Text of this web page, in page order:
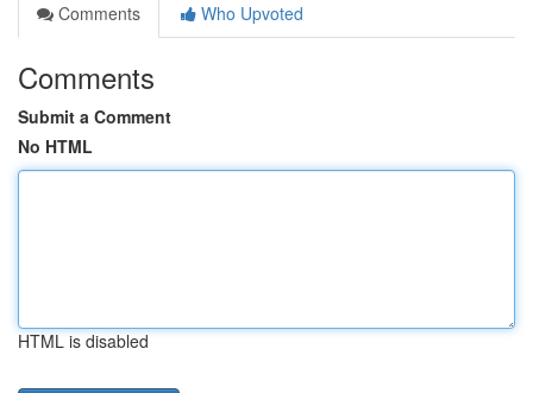
Comments
Who Upvoted
Comments
Submit a Comment
No HTML
HTML is disabled